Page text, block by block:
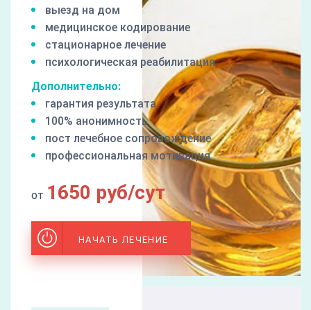
выезд на дом
медицинское кодирование
стационарное лечение
психологическая реабилитация
Дополнительно:
гарантия результата
100% анонимность
пост лечебное сопровождение
профессиональная мотивация
от 1650 руб/сут
НАЧАТЬ ЛЕЧЕНИЕ